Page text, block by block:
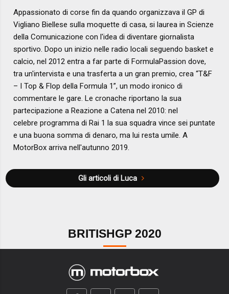
Appassionato di corse fin da quando organizzava il GP di
Vigliano Biellese sulla moquette di casa, si laurea in Scienze
della Comunicazione con l'idea di diventare giornalista
sportivo. Dopo un inizio nelle radio locali seguendo basket e
calcio, nel 2012 entra a far parte di FormulaPassion dove,
tra un'intervista e una trasferta a un gran premio, crea “T&F
– I Top & Flop della Formula 1”, un modo ironico di
commentare le gare. Le cronache riportano la sua
partecipazione a Reazione a Catena nel 2010: nel
celebre programma di Rai 1 la sua squadra vince sei puntate
e una buona somma di denaro, ma lui resta umile. A
MotorBox arriva nell'autunno 2019.
Gli articoli di Luca
BRITISHGP 2020